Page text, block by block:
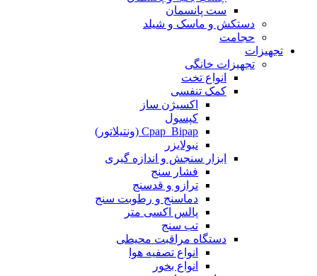
ست پانسمان
دستکش و ماسک و شیلد
حجامت
تجهیزات
تجهیزات خانگی
انواع تخت
کمک تنفسی
اکسیژن ساز
کپسول
Cpap_Bipap (ونتیلاتور)
نبولایزر
ابزار سنجش و اندازه گیری
فشار سنج
ترازو و قدسنج
دماسنج و رطوبت سنج
پالس اکسی متر
تب سنج
دستگاه مراقبت محیطی
انواع تصفیه هوا
انواع بخور